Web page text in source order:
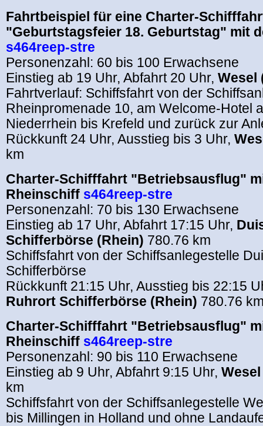
Fahrtbeispiel für eine Charter-
"Geburtstagsfeier 18. Geburtstag" mit
s464reep-stre
Personenzahl: 60 bis 100 Erwachsene
Einstieg ab 19 Uhr, Abfahrt 20 Uhr, Wesel
Fahrtverlauf: Schiffsfahrt von der
Rheinpromenade 10, am Welcome-Hotel
Niederrhein bis Krefeld und zurück zur
Rückkunft 24 Uhr, Ausstieg bis 3 Uhr,
km
Charter-Schifffahrt "Betriebsausflug"
Rheinschiff s464reep-stre
Personenzahl: 70 bis 130 Erwachsene
Einstieg ab 17 Uhr, Abfahrt 17:15 Uhr,
Schifferbörse (Rhein) 780.76 km
Schiffsfahrt von der Schiffsanlegestelle
Schifferbörse
Rückkunft 21:15 Uhr, Ausstieg bis 22:15
Ruhrort Schifferbörse (Rhein) 780.76
Charter-Schifffahrt "Betriebsausflug"
Rheinschiff s464reep-stre
Personenzahl: 90 bis 110 Erwachsene
Einstieg ab 9 Uhr, Abfahrt 9:15 Uhr,
km
Schiffsfahrt von der Schiffsanlegestelle
bis Millingen in Holland und ohne